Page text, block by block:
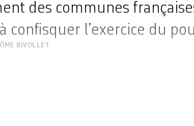
des communes
confisquer l’exercice du
RIVOLLET